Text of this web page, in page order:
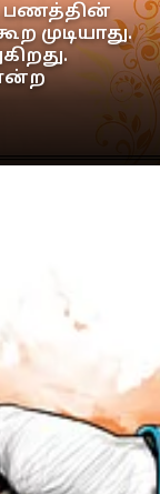
பணத்தின்
முடியாது.